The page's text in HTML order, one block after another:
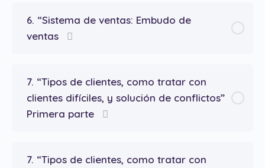
6. “Sistema de ventas: Embudo de
ventas
7. “Tipos de clientes, como tratar con
clientes difíciles, y solución de conflictos”
Primera parte
7. “Tipos de clientes, como tratar con